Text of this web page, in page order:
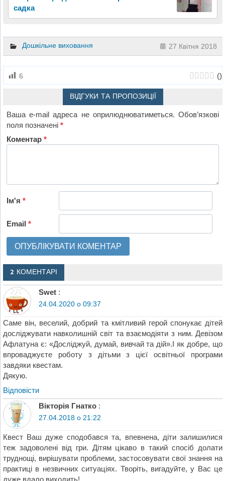
садка
Дошкільне виховання 27 Квітня 2018
6 ()
ВІДГУКИ ТА ПРОПОЗИЦІЇ
Ваша e-mail адреса не оприлюднюватиметься. Обов’язкові
поля позначені*
Коментар*
Ім'я*
Email*
2 КОМЕНТАРІ
Swet :
24.04.2020 о 09:37
Саме він, веселий, добрий та кмітливий герой спонукає дітей
досліджувати навколишній світ та взаємодіяти з ним. Девізом
Афлатуна є: «Досліджуй, думай, вивчай та дій».І як добре, що
впроваджуєте роботу з дітьми з цієї освітньої програми
завдяки квестам.
Дякую.
Відповіcти
Вікторія Гнатко :
27.04.2018 о 21:22
Квест Ваш дуже сподобався та, впевнена, діти залишилися
теж задоволені від гри. Дітям цікаво в такий спосіб долати
труднощі, вирішувати проблеми, застосовувати свої знання на
практиці в незвичних ситуаціях. Творіть, вигадуйте, у Вас це
дуже вдало виходить!